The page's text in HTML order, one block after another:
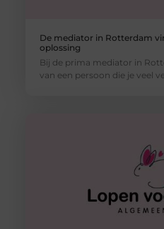
De mediator in Rotterdam
oplossing
Bij de prima mediator in
van een persoon die je veel